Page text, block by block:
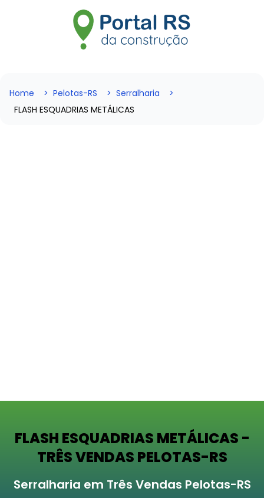
Home Pelotas-RS
Serralharia
FLASH ESQUADRIAS METÁLICAS
FLASH ESQUADRIAS METÁLICAS -
TRÊS VENDAS PELOTAS-RS
Serralharia em Três Vendas Pelotas-RS